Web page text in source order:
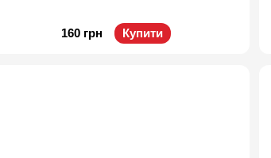
160 грн Купити